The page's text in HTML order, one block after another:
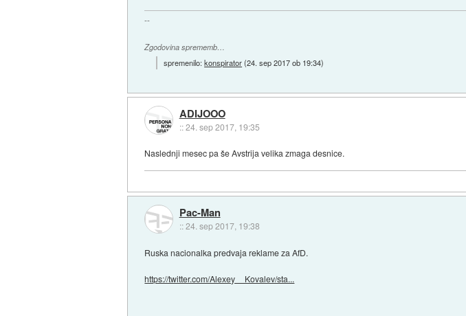
--
Zgodovina sprememb…
spremenilo:konspirator(24. sep 2017 ob 19:34)
ADIJOOO
::24. sep 2017, 19:35
Naslednji mesec pa še Avstrija velika zmaga desnice.
Pac-Man
::24. sep 2017, 19:38
Ruska nacionalka predvaja reklame za AfD.
https://twitter.com/Alexey__Kovalev/sta...